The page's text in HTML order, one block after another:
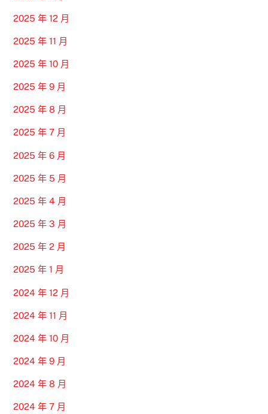
2025 年 12 月
2025 年 11 月
2025 年 10 月
2025 年 9 月
2025 年 8 月
2025 年 7 月
2025 年 6 月
2025 年 5 月
2025 年 4 月
2025 年 3 月
2025 年 2 月
2025 年 1 月
2024 年 12 月
2024 年 11 月
2024 年 10 月
2024 年 9 月
2024 年 8 月
2024 年 7 月